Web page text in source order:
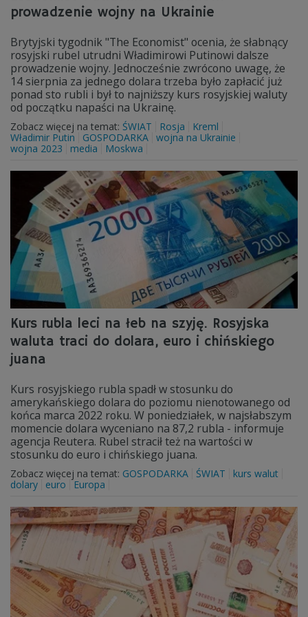
prowadzenie wojny na Ukrainie
Brytyjski tygodnik "The Economist" ocenia, że słabnący
rosyjski rubel utrudni Władimirowi Putinowi dalsze
prowadzenie wojny. Jednocześnie zwrócono uwagę, że
14 sierpnia za jednego dolara trzeba było zapłacić już
ponad sto rubli i był to najniższy kurs rosyjskiej waluty
od początku napaści na Ukrainę.
Zobacz więcej na temat: ŚWIAT Rosja
Kreml
Władimir Putin
GOSPODARKA wojna na Ukrainie
wojna 2023
media Moskwa
Kurs rubla leci na łeb na szyję. Rosyjska
waluta traci do dolara, euro i chińskiego
juana
Kurs rosyjskiego rubla spadł w stosunku do
amerykańskiego dolara do poziomu nienotowanego od
końca marca 2022 roku. W poniedziałek, w najsłabszym
momencie dolara wyceniano na 87,2 rubla - informuje
agencja Reutera. Rubel stracił też na wartości w
stosunku do euro i chińskiego juana.
Zobacz więcej na temat: GOSPODARKA ŚWIAT
kurs walut
dolary
euro Europa